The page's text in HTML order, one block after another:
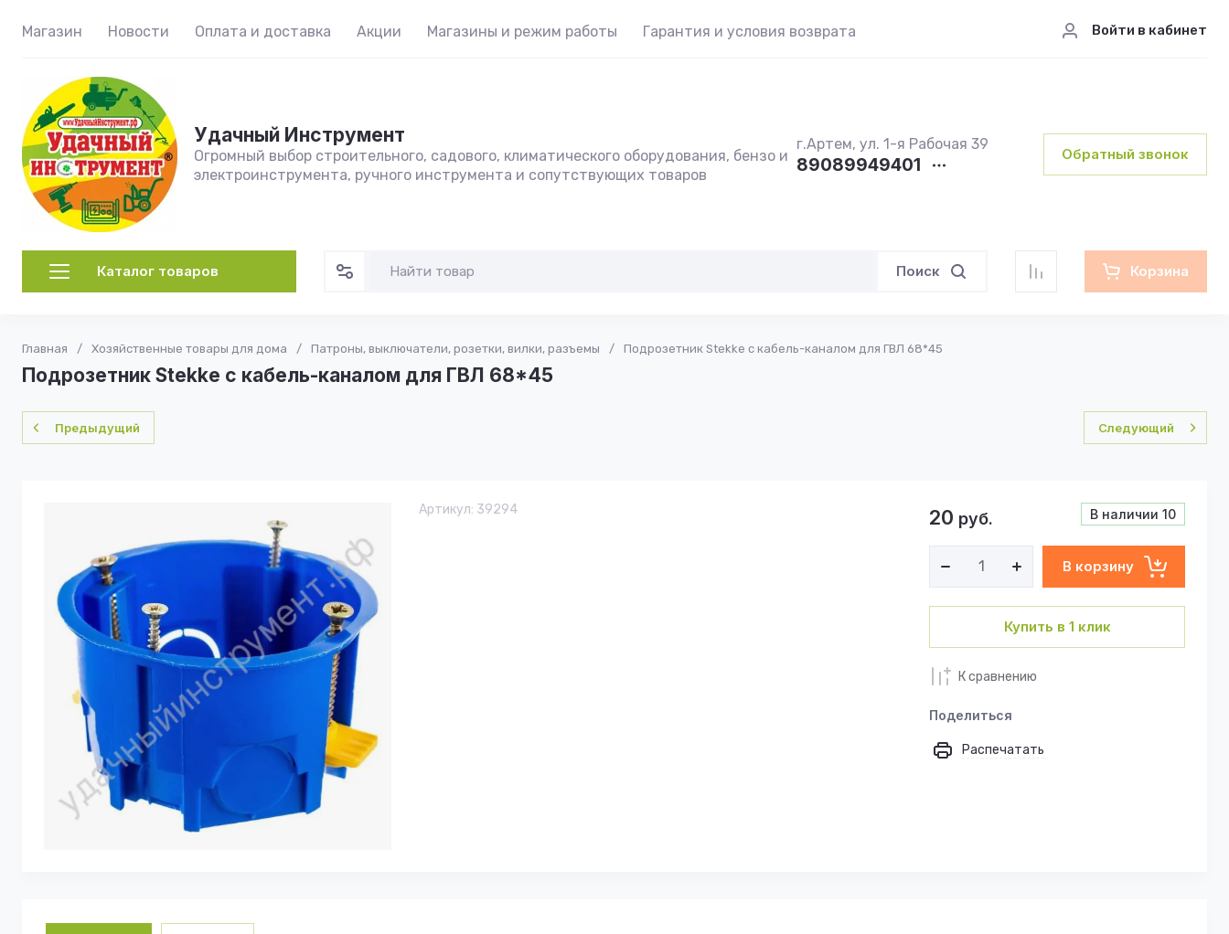
Магазин Новости Оплата и доставка Акции Магазины и режим работы Гарантия и условия возврата Войти в кабинет
Удачный Инструмент
Огромный выбор строительного, садового, климатического оборудования, бензо и
электроинструмента, ручного инструмента и сопутствующих товаров
г.Артем, ул. 1-я Рабочая 39
89089949401
Обратный звонок
Каталог товаров Поиск Корзина
Главная / Хозяйственные товары для дома / Патроны, выключатели, розетки, вилки, разъемы / Подрозетник Stekke с кабель-каналом для ГВЛ 68*45
Подрозетник Stekke с кабель-каналом для ГВЛ 68*45
Предыдущий Следующий
Артикул: 39294 В наличии 10
20 руб.
В корзину
Купить в 1 клик
К сравнению
Поделиться
Распечатать